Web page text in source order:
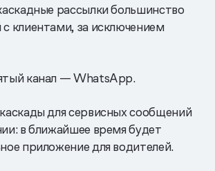
рассылки большинство
клиентами, за исключением
канал — WhatsApp.
для сервисных сообщений
в ближайшее время будет
приложение для водителей.